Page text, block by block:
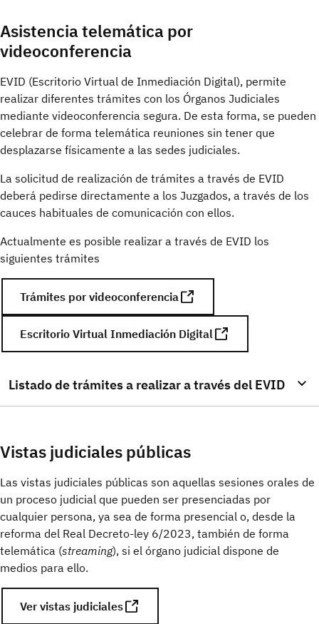
Legalizaciones
iniciados dentro del partido judicial)
Apoderamientos Apud Acta (procedimientos no
iniciados o fuera del partido judicial)
Apoderamientos REAJ (registro electrónico de
Copias de actuaciones procesales y de
procedimientos
Obtener información general sobre trámites o
estado de un procedimiento
procedimiento y órgano
Información conociendo el número del
procedimiento y órgano
de consignaciones
Información al público de procedimientos órganos
administrativo, juzgados de lo penal, y órganos
Información a profesionales de procedimientos
órganos nueva oficina judicial (juzgados 1ª
instancia, juzgados de lo social, juzgados
contencioso-administrativo, juzgados de lo penal, y
órganos colegiados)
Información presencial especializada a
profesionales por letrados aj (administración de
Asistencia telemática por
videoconferencia
EVID (Escritorio Virtual de Inmediación Digital), permite
realizar diferentes trámites con los Órganos Judiciales
mediante videoconferencia segura. De esta forma, se pueden
celebrar de forma telemática reuniones sin tener que
desplazarse físicamente a las sedes judiciales.
La solicitud de realización de trámites a través de EVID
deberá pedirse directamente a los Juzgados, a través de los
cauces habituales de comunicación con ellos.
Actualmente es posible realizar a través de EVID los
siguientes trámites
Trámites por videoconferencia
Escritorio Virtual Inmediación Digital
Listado de trámites a realizar a través del EVID
Aceptación Cargo Tutor/Curador/Guardador De
Hecho/Defensor Judicial/Representante de
Ausente
Aceptación consentimiento adoptando
Aceptación de cargo de administrador judicial
Aceptación de cargo de contador partidor
Aceptación de cargo de depositario
Aceptación de cargo de perito
Vistas judiciales públicas
Las vistas judiciales públicas son aquellas sesiones orales de
un proceso judicial que pueden ser presenciadas por
cualquier persona, ya sea de forma presencial o, desde la
reforma del Real Decreto-ley 6/2023, también de forma
telemática (streaming), si el órgano judicial dispone de
medios para ello.
Ver vistas judiciales